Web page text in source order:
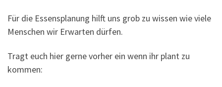
Für die Essensplanung hilft uns grob zu wissen wie viele
Menschen wir Erwarten dürfen.
Tragt euch hier gerne vorher ein wenn ihr plant zu
kommen: